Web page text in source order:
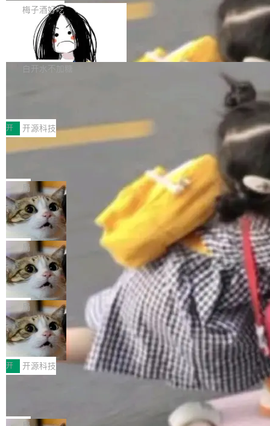
提交的编辑请求也长期处于待处理状态。 Groki
pedia 于去年底上线，定位为由人工智能生成内
容的百科平台，被马斯克视为传统众包百科网站
维基百科的替代方案。Lawfare 调查发现，无论
热门页面还是低关注度页面，均未出现近期更
是这样的：配 MessageSource 的 Bean、写 R
eloadableResourceBundleMessageSource、
声明 LocaleResolver、注册 LocaleChangeInt
erceptor…五六步之后才能看到第一行翻译文
本。 Solon 换了个方式。整个 i18n 模块围绕三
梅子酒好吃
Apache Doris 4.1 全面增强 Iceberg：
支持 UPDATE、MERGE INTO 与 Iceb
erg V3
Apache Doris 4.1 要补齐的，正是缺失的那一
半。在已有查询能力的基础上，Doris 进一步支
常维护操作，并完整支持 Iceberg V3 格式。
白开水不加糖
村国家自主创新示范区会议中心开幕。本届大会
由中关村智联软件服务业质量创新联盟主办，以
“智构可信·质创未来——AI原生时代的质量新范
式”为主题，直面AI从实验室走向规模化产业落地
的核心质量命题。会上，《2026智能研发生产力
工具选型手册》发布，Testin云测的Testin XAge
nt智能测试系统入选AI测试领域代表产品。对CI
O而言，这提示了一个转变：AI测试正在从效率
工具升级为企业的质量基础设施。 CIO面对的新
现实 过去两年，CIO们的焦虑清单上多了两项：
一是如何让大模型和智能体应用安全地从PoC走
向生产，二是如何让测试团队跟得上AI应用...
开 开源科技
让非法状态不可表示：一篇关于 ADT
有一种东西，一旦用过就回不去了。Alex Fedos
eev 管它叫"软件设计的基石"。 他说的东西不新
鲜——代数数据类型（ADT），尤其是和类型
（sum type）。但他说清楚了一件事：这不是类
型系统的学术体操，是日常编码的思维方式。 文
章从一个简单的例子切入。一个网站的深色主题
设置，如果用布尔值 + 可空字段来表示——bool
ean 表示是否可切换，nullable 的默认模式、浅
色方案、深色方案——会产生大量无意义的组
合。方案缺了、配置冲突了、全 null 了。要知道
哪些组合有效，作者说，你得靠"文档、校验、或
者部落知识"。 换个写法。Rust 的 enum，两个
变体：Switchable...
局
Cloudflare 开源内部企业 AI 平台 Clou
dflare OS
Cloudflare 发布了一个开源项目 Cloudflare O
S。如果你只看官方博客，你会觉得这是又一
个"AI 知识库 + 聊天机器人"——每个大厂都在
做，没什么新鲜的。 但 Kenton Varda 在 Twitte
r 上把事情说清楚了： 今天我们发布了 Cloudfla
re OS，一个带连接器的聊天机器人，跟其他所
有科技公司做的一样。只不过，实际上它不一
样。这是 Sandstorm.io 的重制版，我十年前的
那个创业公司。不同的是，这次它构建在 Cloudf
lare Workers 上——我花了九年时间搭建的平台
——并且深度集成了 AI。这基本上是我十年秘密
局
Deno 团队开源 Celld，可自托管的分
布式 Durable Objects
Ryan Dahl 领导的 Deno 团队推出了最新开源项
目 Celld，一个能在自己机器上运行 Cloudflare
Workers 和 Durable Objects 的守护进程。 设
计思路很直接：每个对象是一个独立的 SQLite
数据库，按名称寻址，复制到你自己的 S3 兼容
存储库里。节点之间只通过这个存储库协调——
没有控制平面，没有共识协议。每个对象自带一
个小型数据库，应用天然按分片构建，单个数据
库的竞争和爆炸半径问题在设计层面就被消除
了。 闲置的 cell 会休眠到几乎不占资源。当 cel
局
鲁大师7月新机性能/流畅/AI榜：vivo夺
性能、流畅双第一，三星Galaxy Z系列
新折叠缺席
2026年7月的手机市场，由于存储等硬件成本暴
增，手机厂商的日子也不好过啊，新机速度明显
放缓，因此硝烟味淡了许多。新机参数规格除开
Fold8 / Z Flip8）外，其余要么是中低端机器，
例如iQOO Z11i、REDMI Note 17、REDMI No
开 开源科技
Zed 编辑器团队发布了新项目——DeltaDB，一
个在 git commit 之间记录每一次编辑操作的版